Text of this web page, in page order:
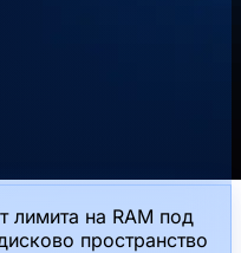
лимита на RAM под
пространство